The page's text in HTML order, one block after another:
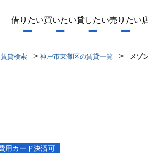
借りたい買いたい貸したい売りたい
貸検索 > 神戸市東灘区の賃貸一覧 > メゾ
用カード決済可